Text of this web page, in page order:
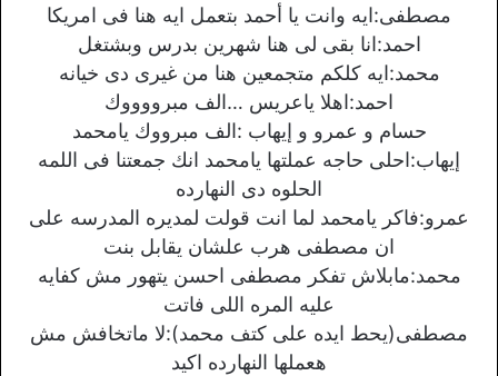
مصطفى:ايه وانت يا أحمد بتعمل ايه هنا فى امريكا
احمد:انا بقى لى هنا شهرين بدرس وبشتغل
محمد:ايه كلكم متجمعين هنا من غيرى دى خيانه
احمد:اهلا ياعريس …الف مبرووووك
حسام و عمرو و إيهاب :الف مبرووك يامحمد
إيهاب:احلى حاجه عملتها يامحمد انك جمعتنا فى اللمه
الحلوه دى النهارده
عمرو:فاكر يامحمد لما انت قولت لمديره المدرسه على
ان مصطفى هرب علشان يقابل بنت
محمد:مابلاش تفكر مصطفى احسن يتهور مش كفايه
عليه المره اللى فاتت
مصطفى(يحط ايده على كتف محمد):لا ماتخافش مش
هعملها النهارده اكيد